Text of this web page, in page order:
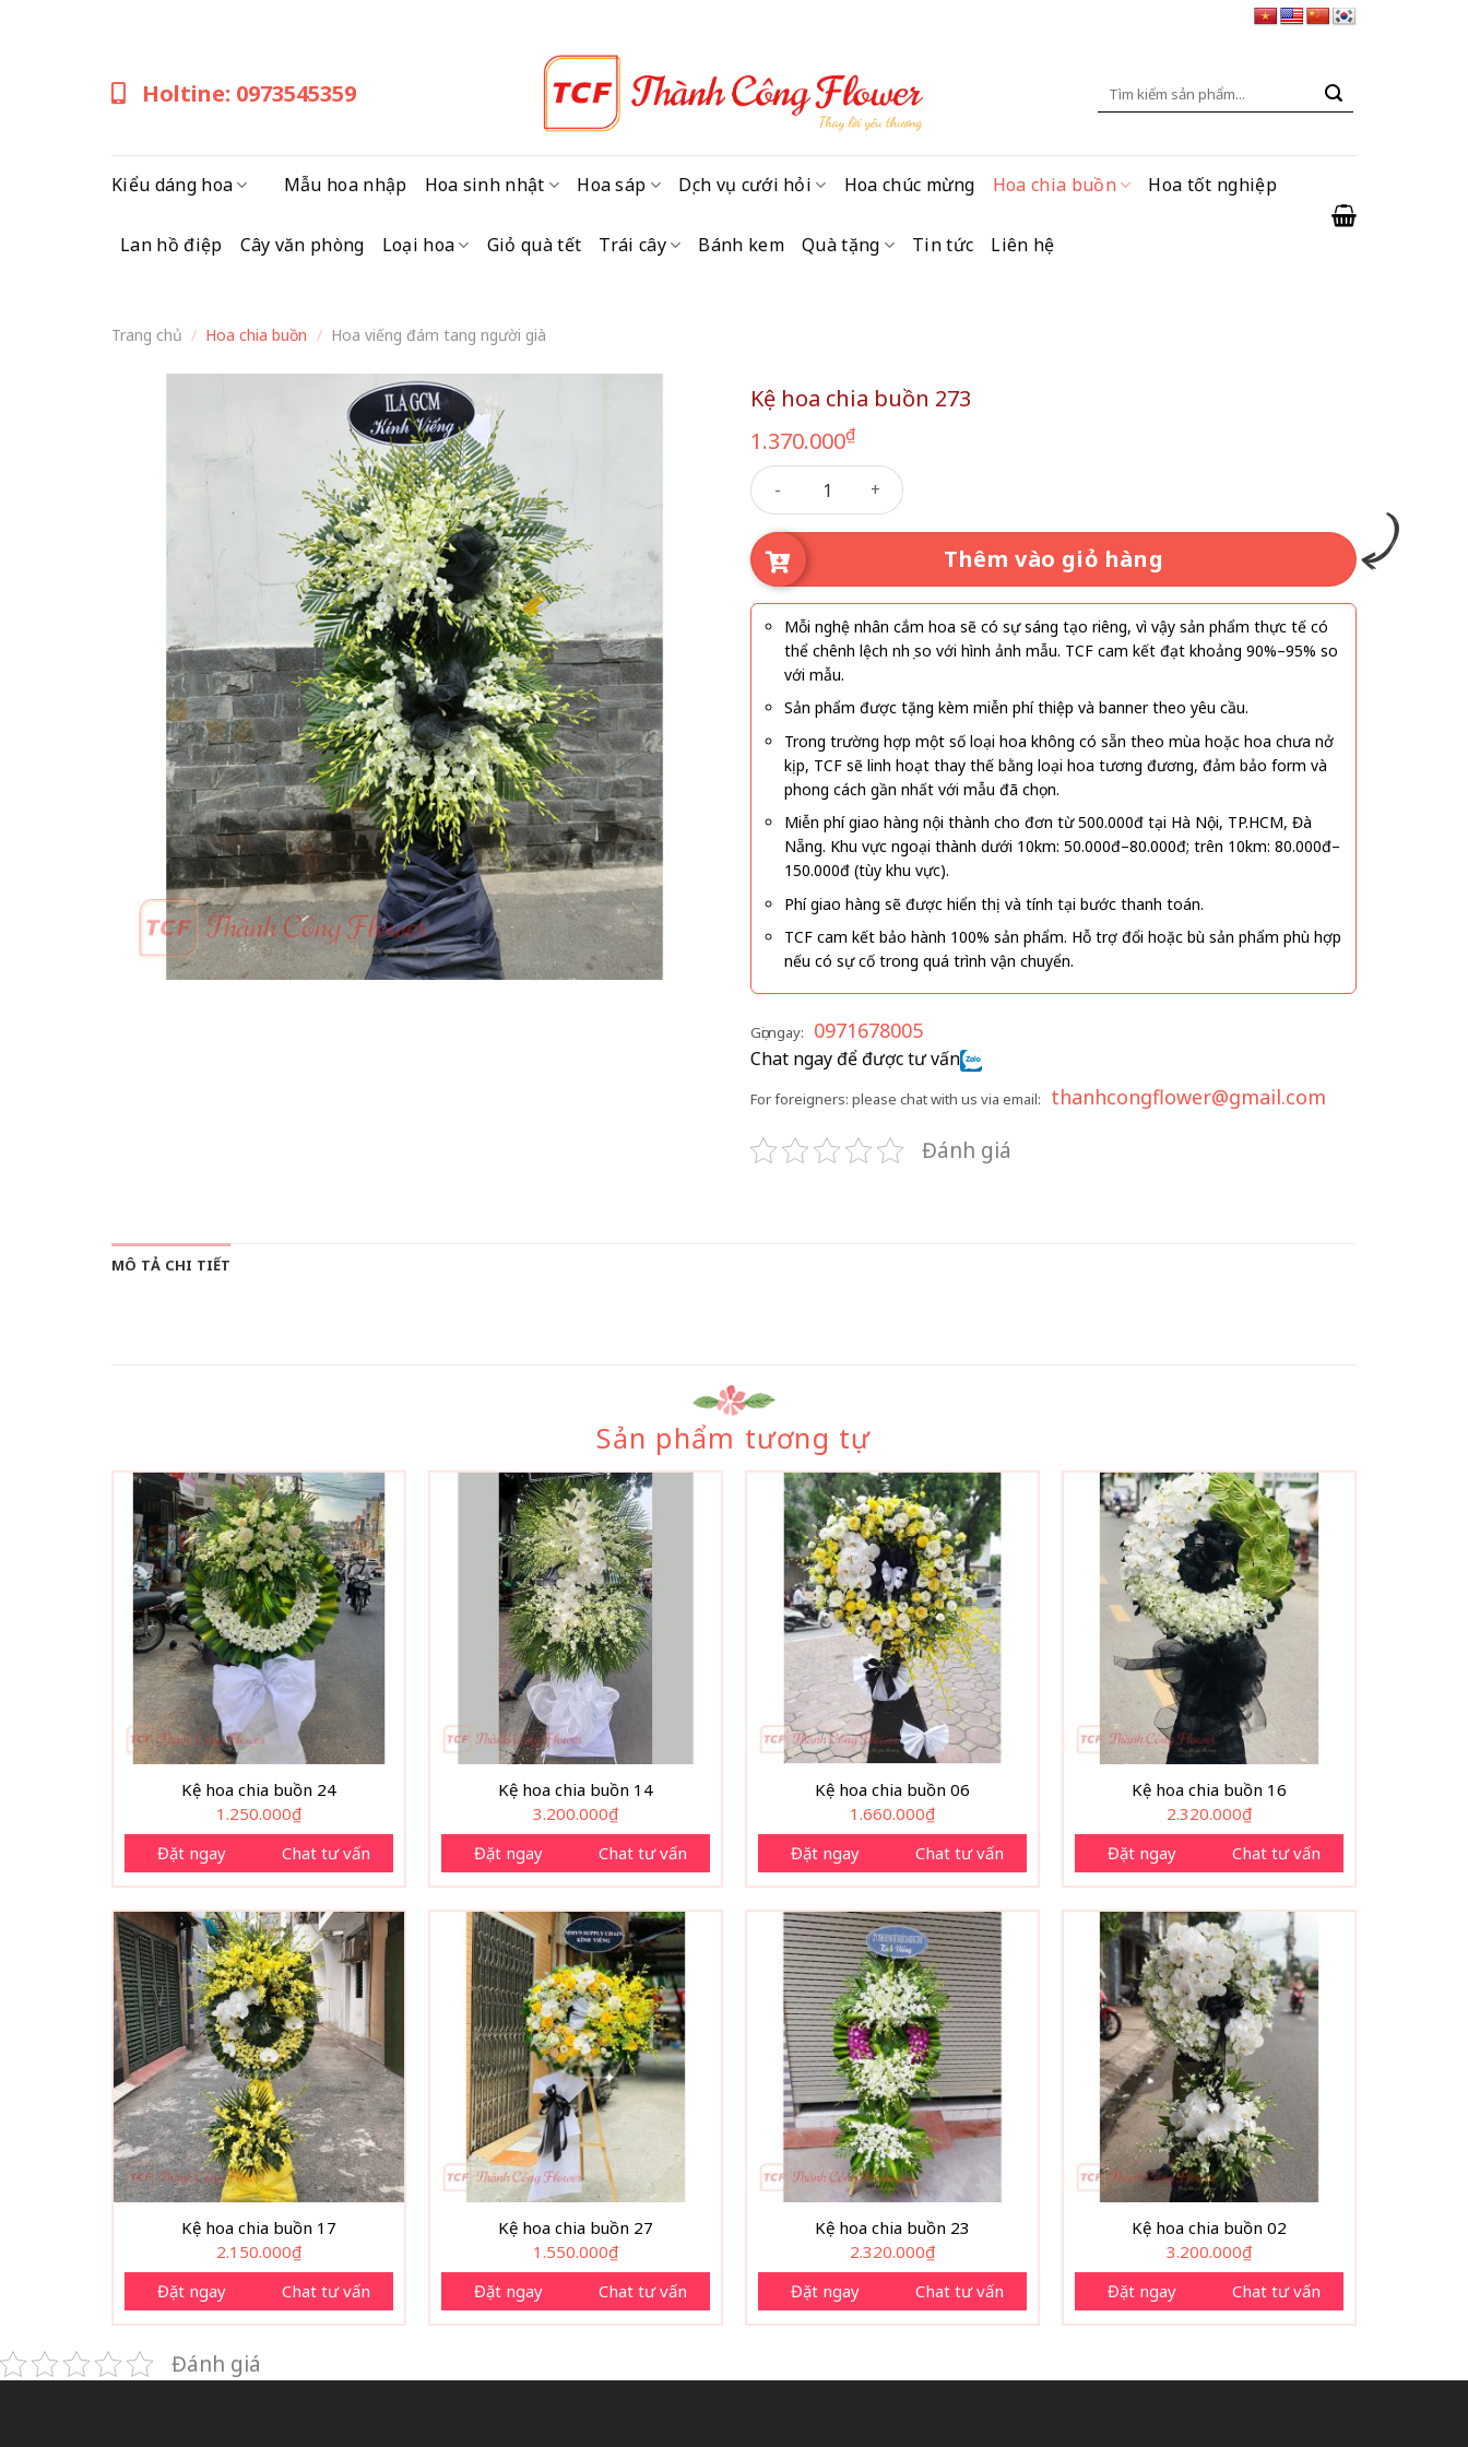
Holtine: 0973545359
Tìm
Kiểu dáng hoa Mẫu hoa nhập Hoa sinh nhật Hoa sáp Dịch vụ cưới hỏi Hoa chúc mừng Hoa chia buồn Hoa tốt nghiệp
Lan hồ điệp Cây văn phòng Loại hoa Giỏ quà tết Trái cây Bánh kem Quà tặng Tin tức Liên hệ
Trang chủ / Hoa chia buồn / Hoa viếng đám tang người già
Kệ hoa chia buồn 273
1.370.000₫
Kệ hoa chia buồn 273 số lượng
Thêm vào giỏ hàng
Mỗi nghệ nhân cắm hoa sẽ có sự sáng tạo riêng, vì vậy sản phẩm thực tế có
thể chênh lệch nhẹ so với hình ảnh mẫu. TCF cam kết đạt khoảng 90%–95% so
với mẫu.
Sản phẩm được tặng kèm miễn phí thiệp và banner theo yêu cầu.
Trong trường hợp một số loại hoa không có sẵn theo mùa hoặc hoa chưa nở
kịp, TCF sẽ linh hoạt thay thế bằng loại hoa tương đương, đảm bảo form và
phong cách gần nhất với mẫu đã chọn.
Miễn phí giao hàng nội thành cho đơn từ 500.000đ tại Hà Nội, TP.HCM, Đà
Nẵng. Khu vực ngoại thành dưới 10km: 50.000đ–80.000đ; trên 10km: 80.000đ–
150.000đ (tùy khu vực).
Phí giao hàng sẽ được hiển thị và tính tại bước thanh toán.
TCF cam kết bảo hành 100% sản phẩm. Hỗ trợ đổi hoặc bù sản phẩm phù hợp
nếu có sự cố trong quá trình vận chuyển.
Gọi ngay: 0971678005
Chat ngay để được tư vấn
For foreigners: please chat with us via email: thanhcongflower@gmail.com
Đánh giá
MÔ TẢ CHI TIẾT
Sản phẩm tương tự
Kệ hoa chia buồn 24
1.250.000₫
Đặt ngay
Chat tư vấn
Kệ hoa chia buồn 14
3.200.000₫
Đặt ngay
Chat tư vấn
Kệ hoa chia buồn 06
1.660.000₫
Đặt ngay
Chat tư vấn
Kệ hoa chia buồn 16
2.320.000₫
Đặt ngay
Chat tư vấn
Kệ hoa chia buồn 17
2.150.000₫
Đặt ngay
Chat tư vấn
Kệ hoa chia buồn 27
1.550.000₫
Đặt ngay
Chat tư vấn
Kệ hoa chia buồn 23
2.320.000₫
Đặt ngay
Chat tư vấn
Kệ hoa chia buồn 02
3.200.000₫
Đặt ngay
Chat tư vấn
Đánh giá